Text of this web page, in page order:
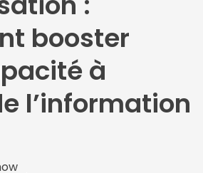
booster
à
l’information